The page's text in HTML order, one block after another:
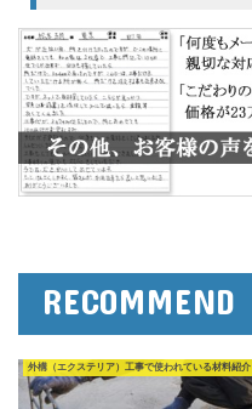
RECOMMEND
外構（エクステリア）工事で使われている材料紹介